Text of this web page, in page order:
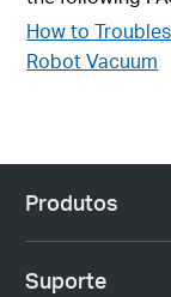
How to
Robot Vacuum
Produtos
Suporte